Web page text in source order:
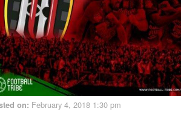
on: February 4, 2018 1:30 pm